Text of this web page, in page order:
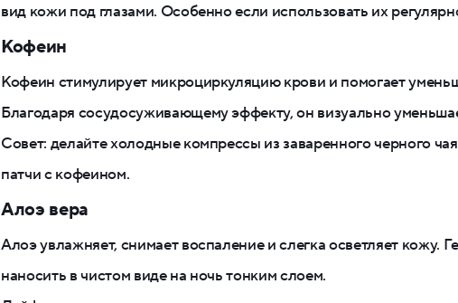
вид кожи под глазами. Особенно если использовать их
Кофеин
Кофеин стимулирует микроциркуляцию крови и помогает
Благодаря сосудосуживающему эффекту, он визуально
Совет: делайте холодные компрессы из заваренного черного
патчи с кофеином.
Алоэ вера
Алоэ увлажняет, снимает воспаление и слегка осветляет кожу.
наносить в чистом виде на ночь тонким слоем.